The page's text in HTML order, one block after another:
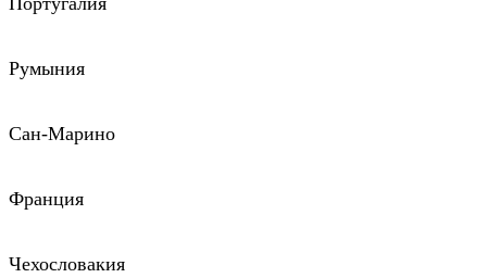
Румыния
Сан-Марино
Франция
Чехословакия